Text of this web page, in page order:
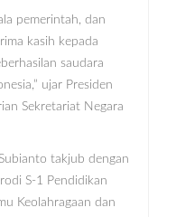
pemerintah, dan
kasih kepada
saudara
ujar Presiden
Sekretariat Negara
takjub dengan
S-1 Pendidikan
Keolahragaan dan